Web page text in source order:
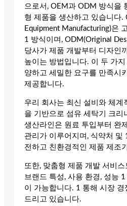
으로서, OEM과 ODM 방식을
형 제품을 생산하고 있습니다.
Equipment Manufacturing)은
1 방식이며, ODM(Original
당사가 제품 개발부터 디자인
높이는 방법입니다. 이 두 가
양하고 세밀한 요구를 만족시
제공합니다.
우리 회사는 최신 설비와 체계
을 기반으로 섬유 세탁기 크리
생산라인은 원료 투입부터 완
관리가 이루어지며, 식약처 및
전하고 친환경적인 제품 제조
또한, 맞춤형 제품 개발 서비스
브랜드 특성, 사용 환경, 성능
이 가능합니다. 1 통해 시장
드리고 있습니다.